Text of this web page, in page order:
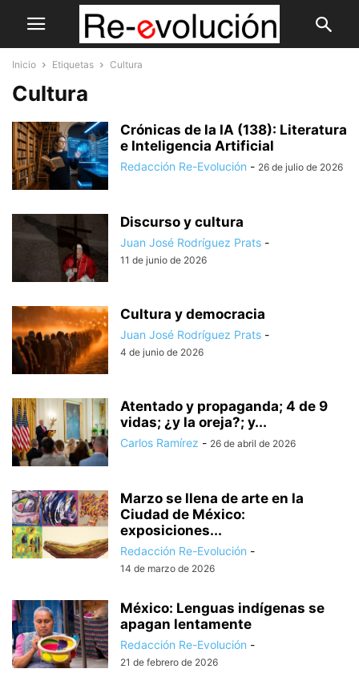
Inicio Etiquetas Cultura
Cultura
Crónicas de la IA (138): Literatura
e Inteligencia Artificial
Redacción Re-Evolución - 26 de julio de 2026
Discurso y cultura
Juan José Rodríguez Prats -
11 de junio de 2026
Cultura y democracia
Juan José Rodríguez Prats -
4 de junio de 2026
Atentado y propaganda; 4 de 9
vidas; ¿y la oreja?; y...
Carlos Ramírez - 26 de abril de 2026
Marzo se llena de arte en la
Ciudad de México:
exposiciones...
Redacción Re-Evolución -
14 de marzo de 2026
México: Lenguas indígenas se
apagan lentamente
Redacción Re-Evolución -
21 de febrero de 2026